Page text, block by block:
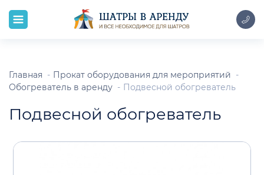
Главная
Прокат оборудования для мероприятий
Обогреватель в аренду
Подвесной обогреватель
Подвесной обогреватель